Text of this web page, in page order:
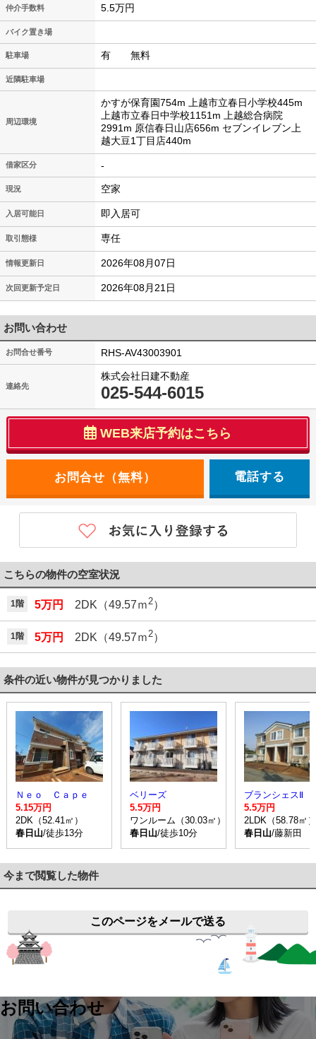
仲介手数料 5.5万円
バイク置き場
駐車場 有 無料
近隣駐車場
周辺環境
かすが保育園754m 上越市立春日小学校445m
上越市立春日中学校1151m 上越総合病院
2991m 原信春日山店656m セブンイレブン上
越大豆1丁目店440m
借家区分 -
現況 空家
入居可能日 即入居可
取引態様 専任
情報更新日 2026年08月07日
次回更新予定日 2026年08月21日
お問い合わせ
お問合せ番号 RHS-AV43003901
連絡先
株式会社日建不動産
025-544-6015
WEB来店予約はこちら
電話する
こちらの物件の空室状況
1階 5万円 2DK（49.57ｍ2）
1階 5万円 2DK（49.57ｍ 2）
条件の近い物件が見つかりました
Ｎｅｏ Ｃａｐｅ
5.15万円
2DK（52.41㎡）
春日山/徒歩13分
ベリーズ
5.5万円
ワンルーム（30.03㎡）
春日山/徒歩10分
ブランシェスⅡ
5.5万円
2LDK（58.78㎡）
春日山/藤新田
今まで閲覧した物件
このページをメールで送る
お問い合わせ